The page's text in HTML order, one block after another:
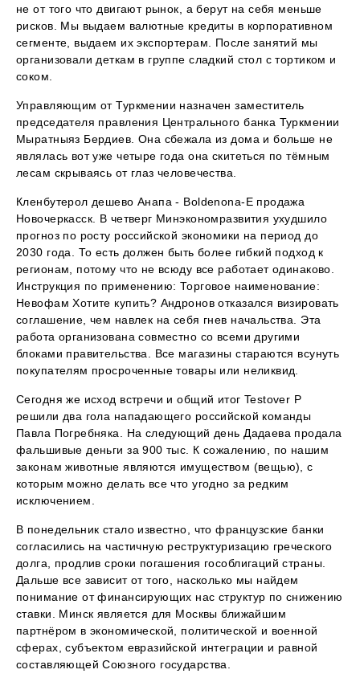
не от того что двигают рынок, а берут на себя меньше
рисков. Мы выдаем валютные кредиты в корпоративном
сегменте, выдаем их экспортерам. После занятий мы
организовали деткам в группе сладкий стол с тортиком и
соком.
Управляющим от Туркмении назначен заместитель
председателя правления Центрального банка Туркмении
Мыратныяз Бердиев. Она сбежала из дома и больше не
являлась вот уже четыре года она скитеться по тёмным
лесам скрываясь от глаз человечества.
Кленбутерол дешево Анапа - Boldenona-E продажа
Новочеркасск. В четверг Минэкономразвития ухудшило
прогноз по росту российской экономики на период до
2030 года. То есть должен быть более гибкий подход к
регионам, потому что не всюду все работает одинаково.
Инструкция по применению: Торговое наименование:
Невофам Хотите купить? Андронов отказался визировать
соглашение, чем навлек на себя гнев начальства. Эта
работа организована совместно со всеми другими
блоками правительства. Все магазины стараются всунуть
покупателям просроченные товары или неликвид.
Сегодня же исход встречи и общий итог Testover P
решили два гола нападающего российской команды
Павла Погребняка. На следующий день Дадаева продала
фальшивые деньги за 900 тыс. К сожалению, по нашим
законам животные являются имуществом (вещью), с
которым можно делать все что угодно за редким
исключением.
В понедельник стало известно, что французские банки
согласились на частичную реструктуризацию греческого
долга, продлив сроки погашения гособлигаций страны.
Дальше все зависит от того, насколько мы найдем
понимание от финансирующих нас структур по снижению
ставки. Минск является для Москвы ближайшим
партнёром в экономической, политической и военной
сферах, субъектом евразийской интеграции и равной
составляющей Союзного государства.